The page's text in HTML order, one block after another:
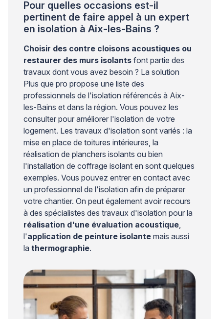
Pour quelles occasions est-il
pertinent de faire appel à un expert
en isolation à Aix-les-Bains ?
Choisir des contre cloisons acoustiques ou
restaurer des murs isolants font partie des
travaux dont vous avez besoin ? La solution
Plus que pro propose une liste des
professionnels de l'isolation référencés à Aix-
les-Bains et dans la région. Vous pouvez les
consulter pour améliorer l'isolation de votre
logement. Les travaux d'isolation sont variés : la
mise en place de toitures intérieures, la
réalisation de planchers isolants ou bien
l'installation de coffrage isolant en sont quelques
exemples. Vous pouvez entrer en contact avec
un professionnel de l'isolation afin de préparer
votre chantier. On peut également avoir recours
à des spécialistes des travaux d'isolation pour la
réalisation d'une évaluation acoustique,
l'application de peinture isolante mais aussi
la thermographie.